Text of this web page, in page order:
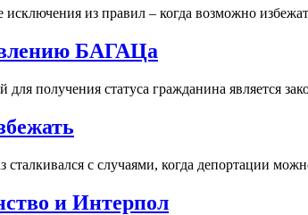
из правил – когда возможно
БАГАЦа
получения статуса гражданина является
сталкивался с случаями, когда депортации
и Интерпол